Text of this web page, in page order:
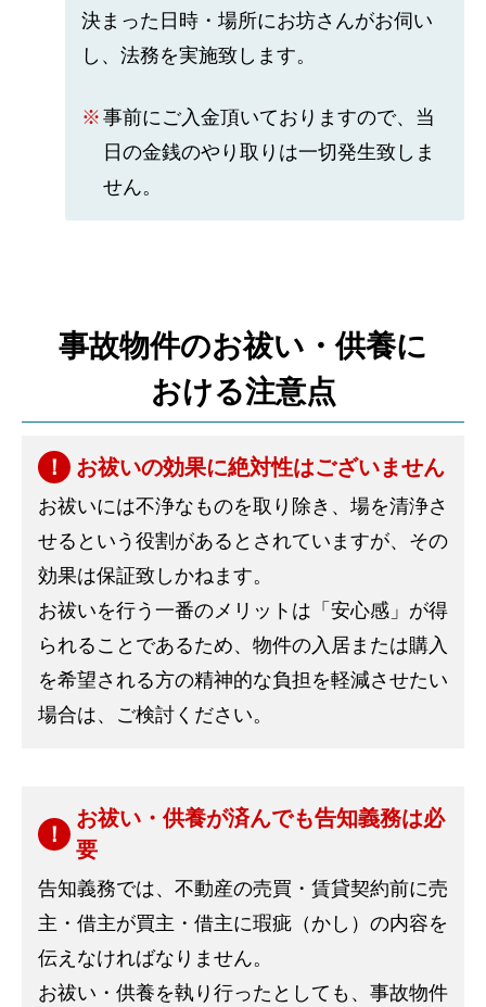
決まった日時・場所にお坊さんがお伺い
し、法務を実施致します。
事前にご入金頂いておりますので、当
日の金銭のやり取りは一切発生致しま
せん。
事故物件のお祓い・供養に
おける注意点
お祓いの効果に絶対性はございません
お祓いには不浄なものを取り除き、場を清浄さ
せるという役割があるとされていますが、その
効果は保証致しかねます。
お祓いを行う一番のメリットは「安心感」が得
られることであるため、物件の入居または購入
を希望される方の精神的な負担を軽減させたい
場合は、ご検討ください。
お祓い・供養が済んでも告知義務は必
要
告知義務では、不動産の売買・賃貸契約前に売
主・借主が買主・借主に瑕疵（かし）の内容を
伝えなければなりません。
お祓い・供養を執り行ったとしても、事故物件